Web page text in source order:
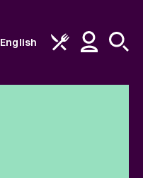
English